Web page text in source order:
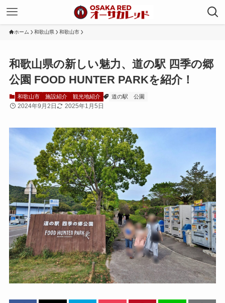
ホーム 和歌山県 和歌山市
和歌山県の新しい魅力、道の駅 四季の郷
公園 FOOD HUNTER PARKを紹介！
和歌山市 施設紹介 観光地紹介 道の駅 公園
2024年9月2日 2025年1月5日